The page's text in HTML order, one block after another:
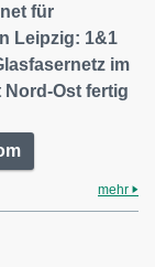
für
Leipzig: 1&1
im
Nord-Ost fertig
mehr